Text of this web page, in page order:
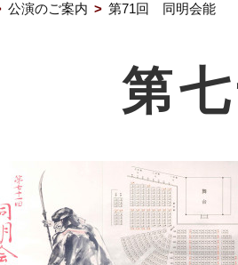
公演のご案内 第71回 同明会能
第